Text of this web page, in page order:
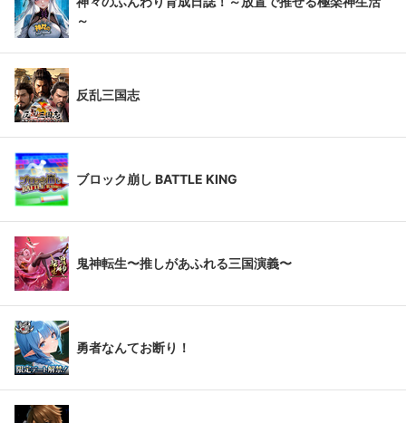
～
反乱三国志
ブロック崩し BATTLE KING
鬼神転生〜推しがあふれる三国演義〜
勇者なんてお断り！